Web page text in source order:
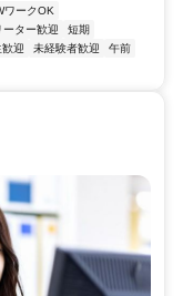
ワークOK
ーター歓迎
短期
迎 未経験者歓迎
午前